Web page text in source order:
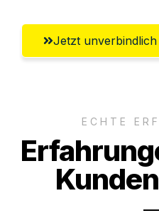
Jetzt
ECHTE